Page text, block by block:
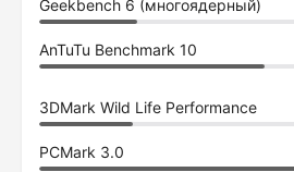
Geekbench 6 (многоядерный)
AnTuTu Benchmark 10
3DMark Wild Life Performance
PCMark 3.0